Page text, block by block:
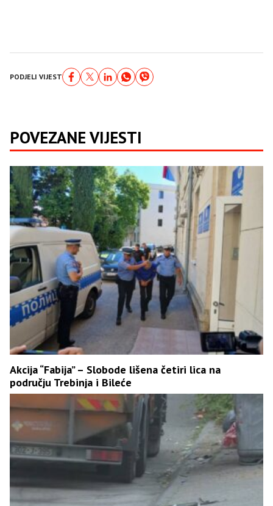
PODJELI VIJEST
POVEZANE VIJESTI
Akcija “Fabija” – Slobode lišena četiri lica na
području Trebinja i Bileće